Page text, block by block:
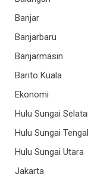
Banjar
Banjarbaru
Banjarmasin
Barito Kuala
Ekonomi
Hulu Sungai
Hulu Sungai
Hulu Sungai Utara
Jakarta